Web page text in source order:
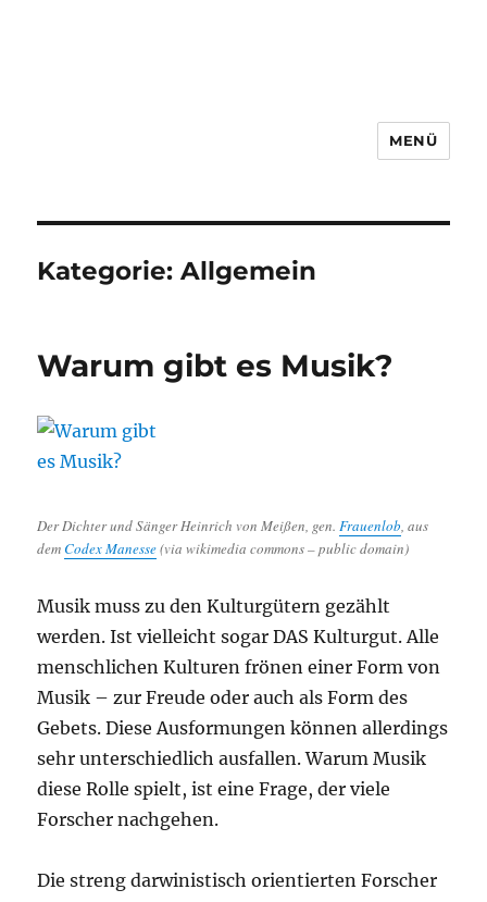
MENÜ
Kategorie:Allgemein
Warum gibt es Musik?
Der Dichter und Sänger Heinrich von Meißen, gen.Frauenlob, aus
demCodex Manesse(via wikimedia commons – public domain)
Musik muss zu den Kulturgütern gezählt
werden. Ist vielleicht sogar DAS Kulturgut. Alle
menschlichen Kulturen frönen einer Form von
Musik – zur Freude oder auch als Form des
Gebets. Diese Ausformungen können allerdings
sehr unterschiedlich ausfallen. Warum Musik
diese Rolle spielt, ist eine Frage, der viele
Forscher nachgehen.
Die streng darwinistisch orientierten Forscher